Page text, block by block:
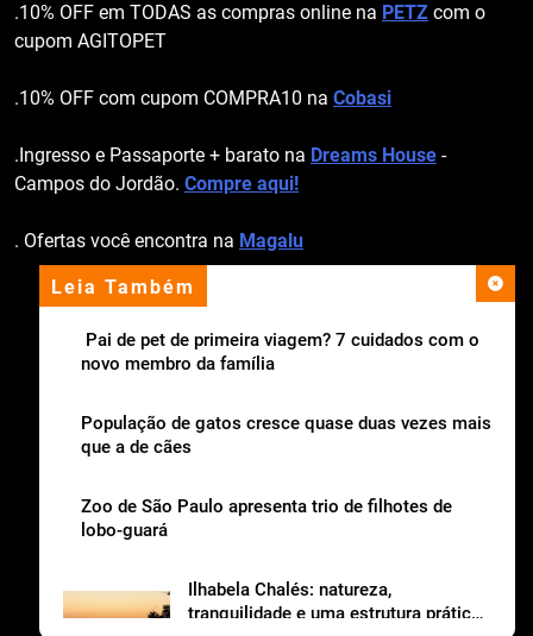
Leia Também
Pai de pet de primeira viagem? 7 cuidados com o
novo membro da família
População de gatos cresce quase duas vezes mais
que a de cães
Zoo de São Paulo apresenta trio de filhotes de
lobo-guará
Ilhabela Chalés: natureza,
tranquilidade e uma estrutura prática
.10% OFF em TODAS as compras online na PETZ com o
cupom AGITOPET
.10% OFF com cupom COMPRA10 na Cobasi
.Ingresso e Passaporte + barato na Dreams House -
Campos do Jordão. Compre aqui!
. Ofertas você encontra na Magalu
apoio institucional